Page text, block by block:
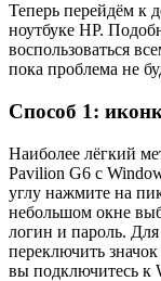
Теперь перейдём к
ноутбуке HP.
воспользоваться
пока проблема не
Способ 1:
Наиболее лёгкий
Pavilion G6 с
углу нажмите на
небольшом окне
логин и пароль.
переключить
вы подключитесь к